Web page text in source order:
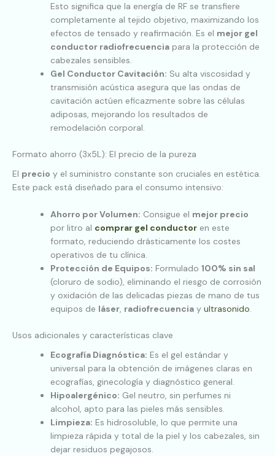
Esto significa que la energía de RF se transfiere
completamente al tejido objetivo, maximizando los
efectos de tensado y reafirmación. Es el mejor gel
conductor radiofrecuencia para la protección de
cabezales sensibles.
Gel Conductor Cavitación: Su alta viscosidad y
transmisión acústica asegura que las ondas de
cavitación actúen eficazmente sobre las células
adiposas, mejorando los resultados de
remodelación corporal.
Formato ahorro (3x5L): El precio de la pureza
El precio y el suministro constante son cruciales en estética.
Este pack está diseñado para el consumo intensivo:
Ahorro por Volumen: Consigue el mejor precio
por litro al comprar gel conductor en este
formato, reduciendo drásticamente los costes
operativos de tu clínica.
Protección de Equipos: Formulado 100% sin sal
(cloruro de sodio), eliminando el riesgo de corrosión
y oxidación de las delicadas piezas de mano de tus
equipos de láser, radiofrecuencia y ultrasonido.
Usos adicionales y características clave
Ecografía Diagnóstica: Es el gel estándar y
universal para la obtención de imágenes claras en
ecografías, ginecología y diagnóstico general.
Hipoalergénico: Gel neutro, sin perfumes ni
alcohol, apto para las pieles más sensibles.
Limpieza: Es hidrosoluble, lo que permite una
limpieza rápida y total de la piel y los cabezales, sin
dejar residuos pegajosos.